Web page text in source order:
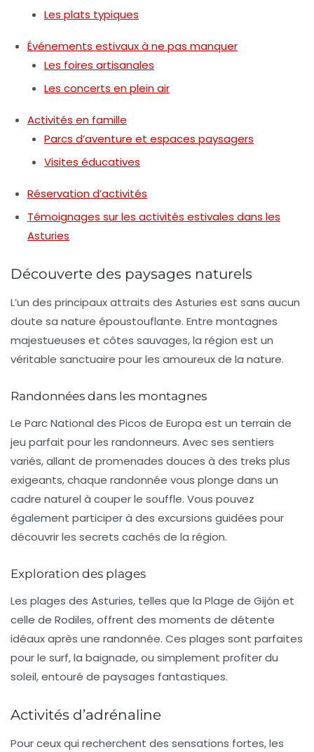
Les plats typiques
Événements estivaux à ne pas manquer
Les foires artisanales
Les concerts en plein air
Activités en famille
Parcs d’aventure et espaces paysagers
Visites éducatives
Réservation d’activités
Témoignages sur les activités estivales dans les
Asturies
Découverte des paysages naturels
L’un des principaux attraits des Asturies est sans aucun
doute sa nature époustouflante. Entre montagnes
majestueuses et côtes sauvages, la région est un
véritable sanctuaire pour les amoureux de la nature.
Randonnées dans les montagnes
Le Parc National des Picos de Europa est un terrain de
jeu parfait pour les randonneurs. Avec ses sentiers
variés, allant de promenades douces à des treks plus
exigeants, chaque randonnée vous plonge dans un
cadre naturel à couper le souffle. Vous pouvez
également participer à des excursions guidées pour
découvrir les secrets cachés de la région.
Exploration des plages
Les plages des Asturies, telles que la Plage de Gijón et
celle de Rodiles, offrent des moments de détente
idéaux après une randonnée. Ces plages sont parfaites
pour le surf, la baignade, ou simplement profiter du
soleil, entouré de paysages fantastiques.
Activités d’adrénaline
Pour ceux qui recherchent des sensations fortes, les